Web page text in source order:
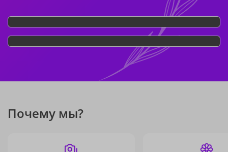
Почему мы?